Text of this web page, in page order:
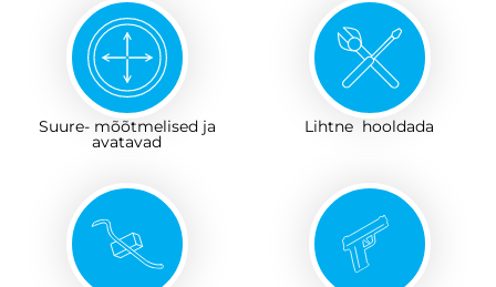
Suure- mõõtmelised ja
avatavad​
Lihtne hooldada